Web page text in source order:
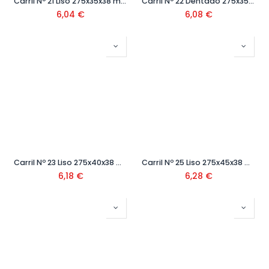
6,04 € 6,08 €
Carril Nº 23 Liso 275x40x38 mm Ref.SZ-01323
6,18 €
Carril Nº 25 Liso 275x45x38 mm Ref.SZ-01325
6,28 €